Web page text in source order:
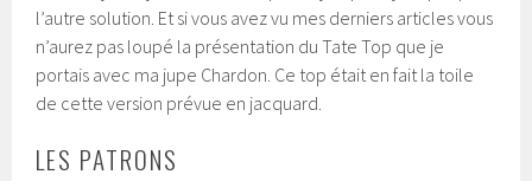
l’autre solution. Et si vous avez vu mes derniers articles vous
n’aurez pas loupé la présentation du Tate Top que je
portais avec ma jupe Chardon. Ce top était en fait la toile
de cette version prévue en jacquard.
LES PATRONS